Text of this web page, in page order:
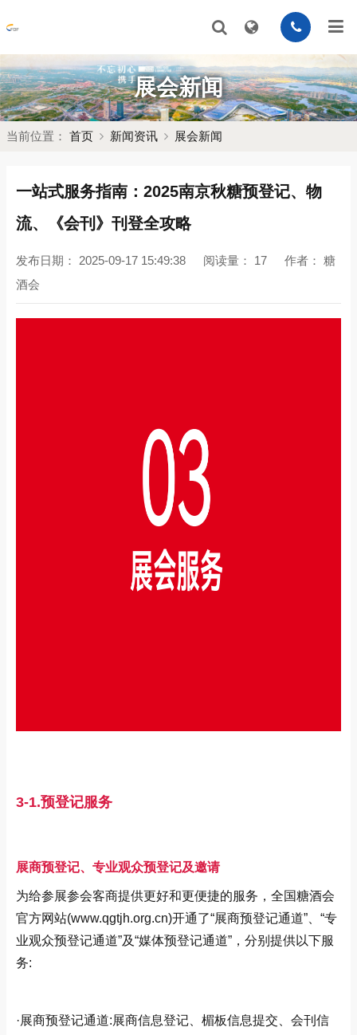
展会新闻
当前位置： 首页 新闻资讯 展会新闻
一站式服务指南：2025南京秋糖预登记、物
流、《会刊》刊登全攻略
发布日期： 2025-09-17 15:49:38 阅读量： 17 作者： 糖
酒会
3-1.预登记服务
展商预登记、专业观众预登记及邀请
为给参展参会客商提供更好和更便捷的服务，全国糖酒会
官方网站(www.qgtjh.org.cn)开通了“展商预登记通道”、“专
业观众预登记通道”及“媒体预登记通道”，分别提供以下服
务:
·展商预登记通道:展商信息登记、楣板信息提交、会刊信